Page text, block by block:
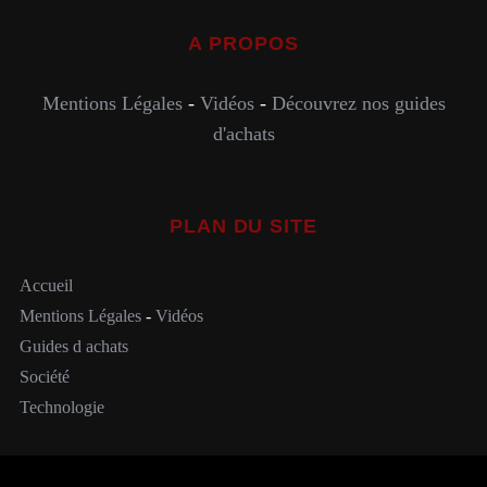
A PROPOS
Mentions Légales- Vidéos- Découvrez nos guides
d'achats
PLAN DU SITE
Accueil
Mentions Légales- Vidéos
Guides d achats
Société
Technologie